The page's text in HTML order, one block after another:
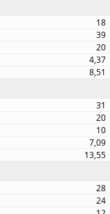
18
39
20
4,37
8,51
31
20
10
7,09
13,55
28
24